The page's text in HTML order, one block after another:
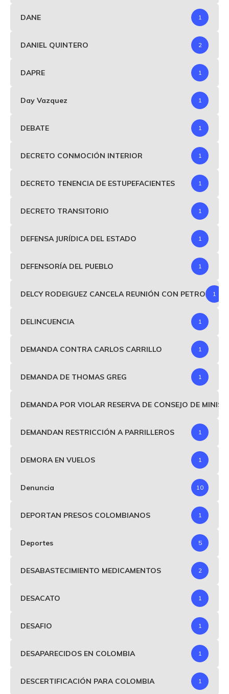
DANE 1
DANIEL QUINTERO 2
DAPRE 1
Day Vazquez 1
DEBATE 1
DECRETO CONMOCIÓN INTERIOR 1
DECRETO TENENCIA DE ESTUPEFACIENTES 1
DECRETO TRANSITORIO 1
DEFENSA JURÍDICA DEL ESTADO 1
DEFENSORÍA DEL PUEBLO 1
DELCY RODEIGUEZ CANCELA REUNIÓN CON PETRO 1
DELINCUENCIA 1
DEMANDA CONTRA CARLOS CARRILLO 1
DEMANDA DE THOMAS GREG 1
DEMANDA POR VIOLAR RESERVA DE CONSEJO DE
DEMANDAN RESTRICCIÓN A PARRILLEROS 1
DEMORA EN VUELOS 1
Denuncia 10
DEPORTAN PRESOS COLOMBIANOS 1
Deportes 5
DESABASTECIMIENTO MEDICAMENTOS 2
DESACATO 1
DESAFIO 1
DESAPARECIDOS EN COLOMBIA 1
DESCERTIFICACIÓN PARA COLOMBIA 1